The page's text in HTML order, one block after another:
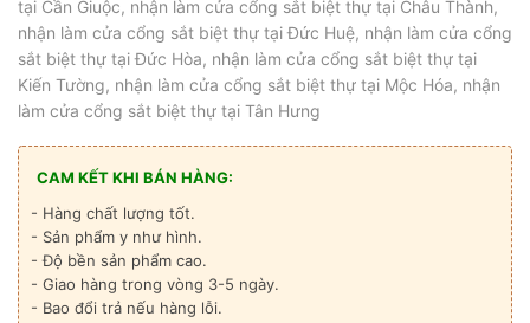
tại Cần Giuộc, nhận làm cửa cổng sắt biệt thự tại Châu Thành,
nhận làm cửa cổng sắt biệt thự tại Đức Huệ, nhận làm cửa cổng
sắt biệt thự tại Đức Hòa, nhận làm cửa cổng sắt biệt thự tại
Kiến Tường, nhận làm cửa cổng sắt biệt thự tại Mộc Hóa, nhận
làm cửa cổng sắt biệt thự tại Tân Hưng
CAM KẾT KHI BÁN HÀNG:
- Hàng chất lượng tốt.
- Sản phẩm y như hình.
- Độ bền sản phẩm cao.
- Giao hàng trong vòng 3-5 ngày.
- Bao đổi trả nếu hàng lỗi.